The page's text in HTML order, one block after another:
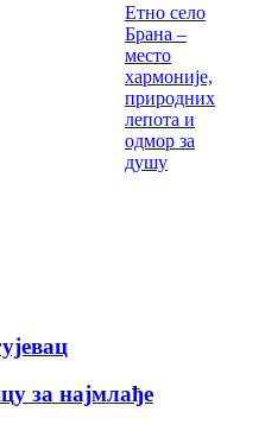
Етно село
Брана –
место
хармоније,
природних
лепота и
одмор за
душу
за најмлађе